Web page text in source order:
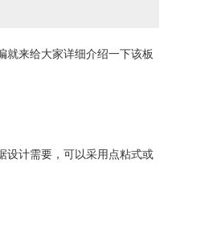
就来给大家详细介绍一下该板
计需要，可以采用点粘式或